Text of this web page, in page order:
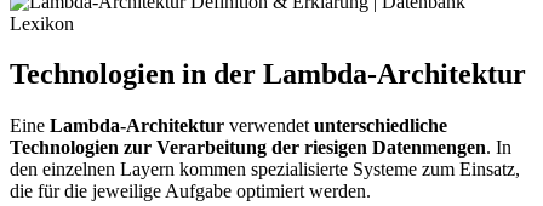
Technologien in der Lambda-Architektur
Eine Lambda-Architektur verwendet unterschiedliche
Technologien zur Verarbeitung der riesigen Datenmengen. In
den einzelnen Layern kommen spezialisierte Systeme zum Einsatz,
die für die jeweilige Aufgabe optimiert werden.